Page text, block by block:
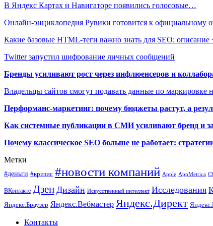
В Яндекс Картах и Навигаторе появились голосовые…
Онлайн-энциклопедия Рувики готовится к официальному
Какие базовые HTML-теги важно знать для SEO:
Twitter запустил шифрование личных сообщений
Бренды усиливают рост через инфлюенсеров и
Владельцы сайтов смогут подавать данные по маркировке
Перформанс-маркетинг: почему бюджеты растут, а
Как системные публикации в СМИ усиливают бренд и
Почему классическое SEO больше не работает:
Метки
#деньги #кризис #новости компаний Apple AppMetrica
ВКонтакте Дзен Дизайн Искусственный интеллект Исследования
Яндекс.Браузер Яндекс.Вебмастер Яндекс.Директ
Контакты